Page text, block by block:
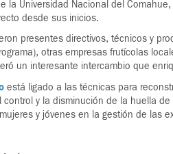
la Universidad Nacional del
desde sus inicios.
presentes directivos, técnicos y
otras empresas frutícolas
un interesante intercambio que
está ligado a las técnicas para
control y la disminución de la huella
y jóvenes en la gestión de las